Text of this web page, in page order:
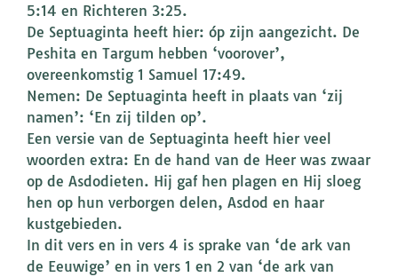
5:14 en Richteren 3:25.
De Septuaginta heeft hier: óp zijn aangezicht. De
Peshita en Targum hebben ‘voorover’,
overeenkomstig 1 Samuel 17:49.
Nemen: De Septuaginta heeft in plaats van ‘zij
namen’: ‘En zij tilden op’.
Een versie van de Septuaginta heeft hier veel
woorden extra: En de hand van de Heer was zwaar
op de Asdodieten. Hij gaf hen plagen en Hij sloeg
hen op hun verborgen delen, Asdod en haar
kustgebieden.
In dit vers en in vers 4 is sprake van ‘de ark van
de Eeuwige’ en in vers 1 en 2 van ‘de ark van